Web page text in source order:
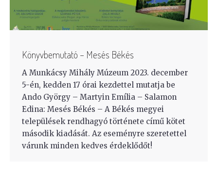
Könyvbemutató – Mesés Békés
A Munkácsy Mihály Múzeum 2023. december
5-én, kedden 17 órai kezdettel mutatja be
Ando György – Martyin Emília – Salamon
Edina: Mesés Békés – A Békés megyei
települések rendhagyó története című kötet
második kiadását. Az eseményre szeretettel
várunk minden kedves érdeklődőt!